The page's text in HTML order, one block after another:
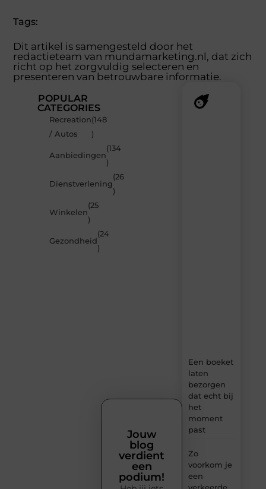
Tags:
Dit artikel is samengesteld door het
redactieteam van mundamarketing.nl, dat zich
richt op het zorgvuldig selecteren en
presenteren van betrouwbare informatie.
POPULAR
CATEGORIES
Recreation
/ Autos
(148
)
Aanbiedingen
(134
)
Dienstverlening
(26
)
Winkelen
(25
)
Gezondheid
(24
)
Een boeket
laten
bezorgen
dat echt bij
het
moment
past
Zo
voorkom je
een
Jouw
blog
verdient
een
podium!